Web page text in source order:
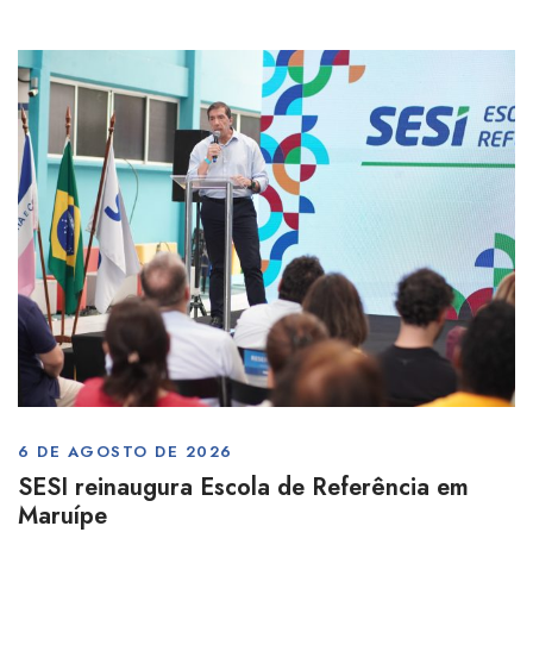
6 DE AGOSTO DE 2026
SESI reinaugura Escola de Referência em
Maruípe